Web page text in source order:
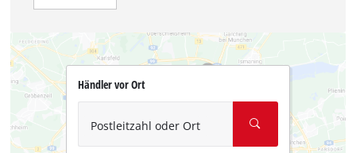
Händler vor Ort
Postleitzahl oder Ort